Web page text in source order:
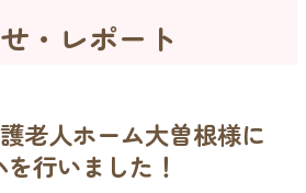
・レポート
老人ホーム大曽根様に
行いました！